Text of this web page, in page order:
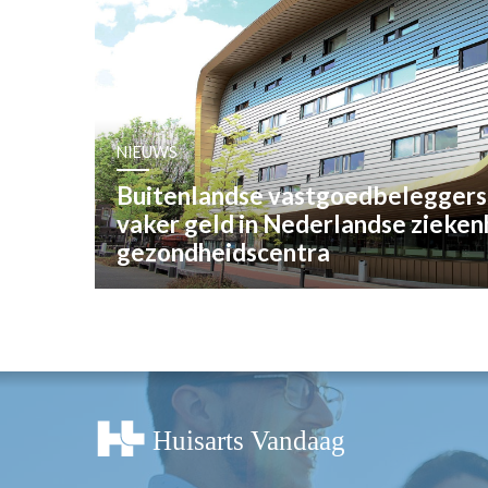
OPINIE
TARIEVEN
MEDISCHE
INLOGGEN
REGISTRATIE
NIEUWS
Buitenlandse
vaker geld in Nederlandse
gezondheidscentra